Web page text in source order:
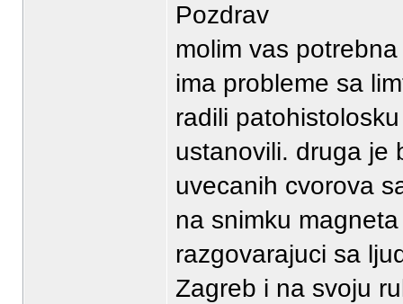
Pozdrav
molim vas
ima probleme sa
radili
ustanovili. druga je
uvecanih cvorova
na snimku
razgovarajuci sa
Zagreb i na svoju